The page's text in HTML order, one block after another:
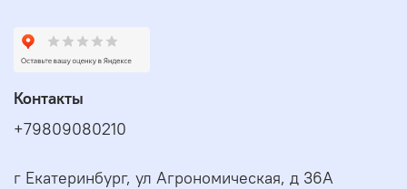
Контакты
+79809080210
г Екатеринбург, ул Агрономическая, д 36А